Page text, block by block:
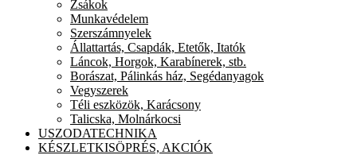
Zsákok
Munkavédelem
Szerszámnyelek
Állattartás, Csapdák, Etetők, Itatók
Láncok, Horgok, Karabínerek, stb.
Borászat, Pálinkás ház, Segédanyagok
Vegyszerek
Téli eszközök, Karácsony
Talicska, Molnárkocsi
USZODATECHNIKA
KÉSZLETKISÖPRÉS, AKCIÓK